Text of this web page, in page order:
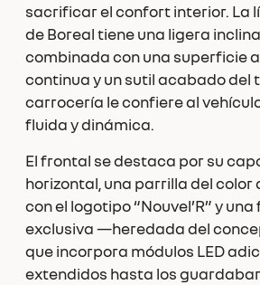
sacrificar el confort interior. La
de Boreal tiene una ligera
combinada con una superficie
continua y un sutil acabado del
carrocería le confiere al
fluida y dinámica.
El frontal se destaca por su
horizontal, una parrilla del color
con el logotipo “Nouvel’R” y
exclusiva —heredada del
que incorpora módulos LED
extendidos hasta los